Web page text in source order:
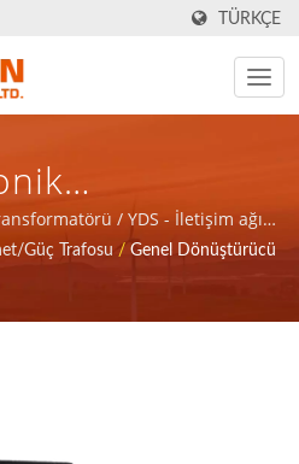
TÜRKÇE
/ YDS -
Için
Ve Güç
/ YDS - İletişim ağı
ve güç ürünleri için
Güç Trafosu / Genel Dönüştürücü